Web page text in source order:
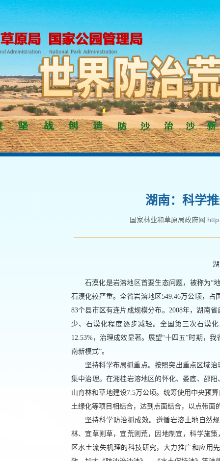
湖南：科学
国家林业和草原局政府网
石漠化是岩溶地区首要生态问题，被称为“
石漠化较严重。全省岩溶地区549.46万公顷，
83个县市区有连片成规模分布。2008年，湖南
少、石漠化程度逐步减轻。全国第三次石漠
12.53%，治理成效显著。展望“十四五”时期，
南新模式”。
坚持科学布局抓重点。按照突出重点区域
集中治理。在湘桂岩溶地区的怀化、娄底、邵
山育林和草地建设7.5万公顷。统筹使用中央预
土绿化等项目相结合，达到点面结合，以点带面
坚持科学防治抓成效。遵循岩溶土地自然
林、宜草则草，宜荒则荒，因地制宜，科学施
区水土流失机理的科技研究，大力推广和应用